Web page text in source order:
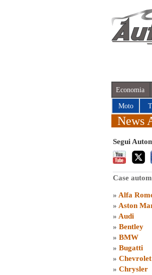
Economia
Moto
News
Segui
Case
» Alfa
» Aston
» Audi
» Bentley
» BMW
» Bugatti
» Chevrolet
» Chrysler